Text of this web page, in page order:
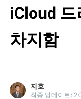
BuhoCleaner
BuhoRepair
스토어
블로그
iCloud
차지함
지호
최종 업데이트: